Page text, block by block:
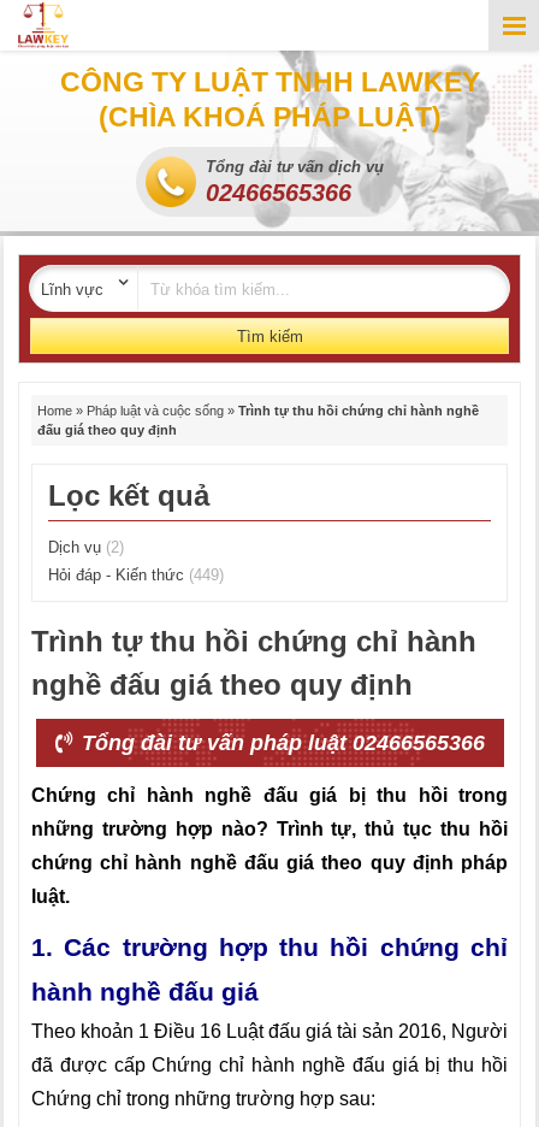
CÔNG TY LUẬT TNHH LAWKEY
(CHÌA KHOÁ PHÁP LUẬT)
Tổng đài tư vấn dịch vụ
02466565366
Tìm kiếm
Home » Pháp luật và cuộc sống » Trình tự thu hồi chứng chỉ hành nghề
đấu giá theo quy định
Lọc kết quả
Dịch vụ (2)
Hỏi đáp - Kiến thức (449)
Trình tự thu hồi chứng chỉ hành
nghề đấu giá theo quy định
Tổng đài tư vấn pháp luật 02466565366
Chứng chỉ hành nghề đấu giá bị thu hồi trong
những trường hợp nào? Trình tự, thủ tục thu hồi
chứng chỉ hành nghề đấu giá theo quy định pháp
luật.
1. Các trường hợp thu hồi chứng chỉ
hành nghề đấu giá
Theo khoản 1 Điều 16 Luật đấu giá tài sản 2016, Người
đã được cấp Chứng chỉ hành nghề đấu giá bị thu hồi
Chứng chỉ trong những trường hợp sau: